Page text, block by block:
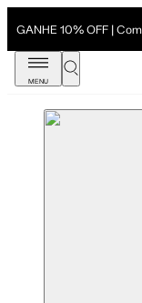
GANHE 10% OFF |
MENU